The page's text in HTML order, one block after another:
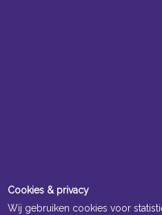
Cookies & privacy
Wij gebruiken cookies voor